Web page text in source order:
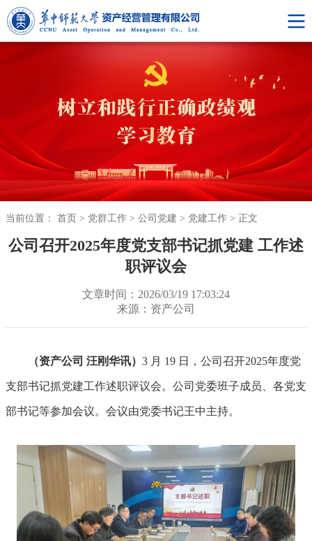
当前位置： 首页 > 党群工作 > 公司党建 > 党建工作 > 正文
公司召开2025年度党支部书记抓党建 工作述
职评议会
文章时间：2026/03/19 17:03:24
来源：资产公司
（资产公司 汪刚华讯） 3 月 19 日，公司召开2025年度党
支部书记抓党建工作述职评议会。公司党委班子成员、各党支
部书记等参加会议。会议由党委书记王中主持。